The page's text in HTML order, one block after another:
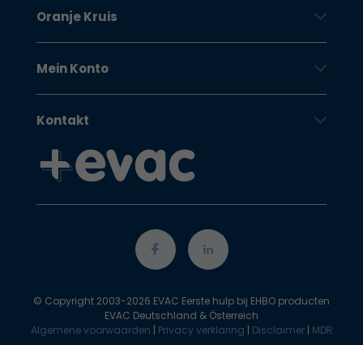
Oranje Kruis
Mein Konto
Kontakt
© Copyright 2003-2026 EVAC Eerste hulp bij EHBO producten
EVAC Deutschland & Österreich
Algemene voorwaarden | Privacy verklaring | Disclaimer| MDR